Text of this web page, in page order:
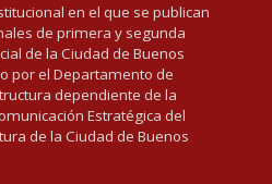
en el que se publican
de primera y segunda
de la Ciudad de Buenos
por el Departamento de
dependiente de la
Estratégica del
de la Ciudad de Buenos